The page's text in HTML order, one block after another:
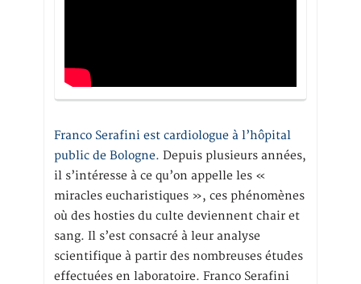
Franco Serafini est cardiologue à l’hôpital
public de Bologne. Depuis plusieurs années,
il s’intéresse à ce qu’on appelle les «
miracles eucharistiques », ces phénomènes
où des hosties du culte deviennent chair et
sang. Il s’est consacré à leur analyse
scientifique à partir des nombreuses études
effectuées en laboratoire. Franco Serafini